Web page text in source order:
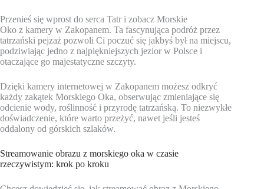
Przenieś się wprost do serca Tatr i zobacz Morskie
Oko z kamery w Zakopanem. Ta fascynująca podróż przez
tatrzański pejzaż pozwoli Ci poczuć się jakbyś był na miejscu,
podziwiając jedno z najpiękniejszych jezior w Polsce i
otaczające go majestatyczne szczyty.
Dzięki kamery internetowej w Zakopanem możesz odkryć
każdy zakątek Morskiego Oka, obserwując zmieniające się
odcienie wody, roślinność i przyrodę tatrzańską. To niezwykłe
doświadczenie, które warto przeżyć, nawet jeśli jesteś
oddalony od górskich szlaków.
Streamowanie obrazu z morskiego oka w czasie
rzeczywistym: krok po kroku